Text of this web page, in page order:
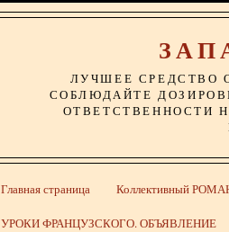
ЛУЧШЕЕ СРЕДСТВО
СОБЛЮДАЙТЕ
ОТВЕТСТВЕННОСТИ
Главная страница Коллективный
УРОКИ ФРАНЦУЗСКОГО. ОБЪЯВЛЕНИЕ